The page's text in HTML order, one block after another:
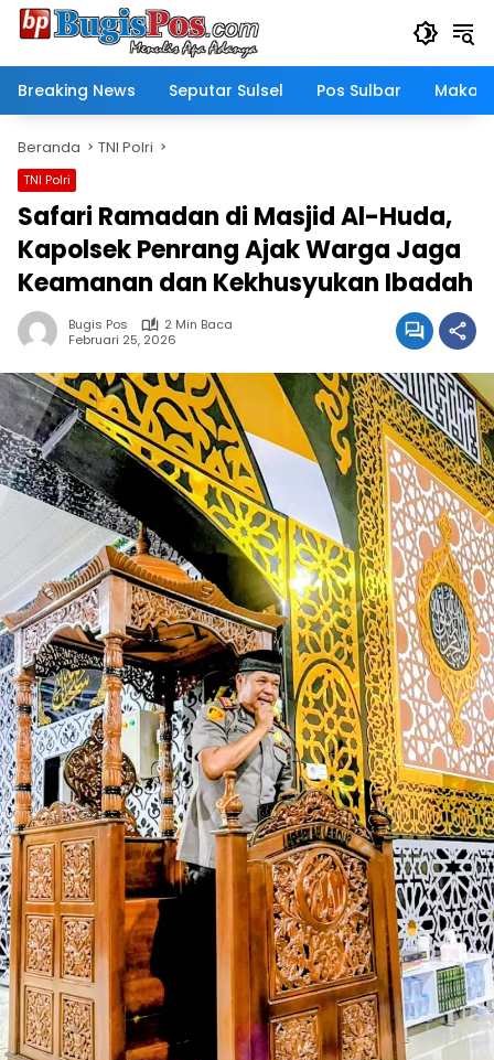
Langsung
Breaking News
Seputar Sulsel Pos Sulbar
Beranda TNI Polri
TNI Polri
Safari Ramadan di Masjid Al-Huda,
Kapolsek Penrang Ajak Warga Jaga
Keamanan dan Kekhusyukan Ibadah
Bugis Pos
2 Min Baca
Februari 25, 2026